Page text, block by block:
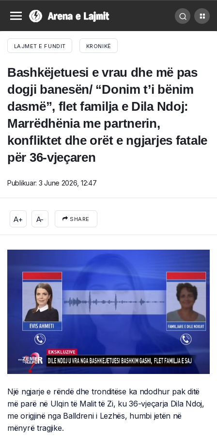
LAJMET E FUNDIT KRONIKË
Bashkëjetuesi e vrau dhe më pas
dogji banesën/ “Donim t’i bënim
dasmë”, flet familja e Dila Ndoj:
Marrëdhënia me partnerin,
konfliktet dhe orët e ngjarjes fatale
për 36-vjeçaren
Publikuar: 3 June 2026, 12:47
A+ A- SHARE
Një ngjarje e rëndë dhe tronditëse ka ndodhur pak ditë
më parë në Ulqin të Malit të Zi, ku 36-vjeçarja Dila Ndoj,
me origjinë nga Balldreni i Lezhës, humbi jetën në
mënyrë tragjike.